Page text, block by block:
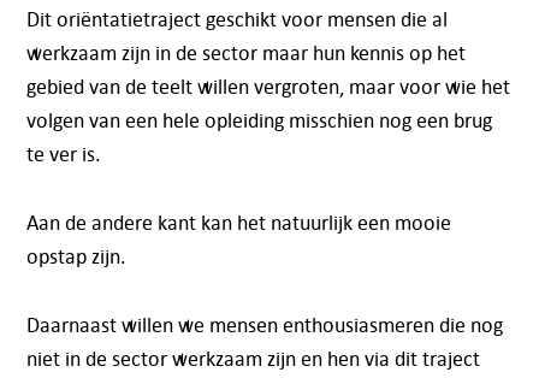
Dit oriëntatietraject geschikt voor mensen die al
werkzaam zijn in de sector maar hun kennis op het
gebied van de teelt willen vergroten, maar voor wie het
volgen van een hele opleiding misschien nog een brug
te ver is.
Aan de andere kant kan het natuurlijk een mooie
opstap zijn.
Daarnaast willen we mensen enthousiasmeren die nog
niet in de sector werkzaam zijn en hen via dit traject